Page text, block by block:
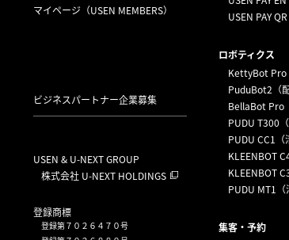
マイページ （USEN MEMBERS）
ビジネスパートナー企業募集
USEN & U-NEXT GROUP
株式会社 U-NEXT HOLDINGS
登録商標
登録第７０２６４７０号
USEN PAY QR
ロボティクス
KettyBot Pro
PuduBot2（配
BellaBot Pro
PUDU T300（
PUDU CC1（
KLEENBOT
KLEENBOT
PUDU MT1（
集客・予約